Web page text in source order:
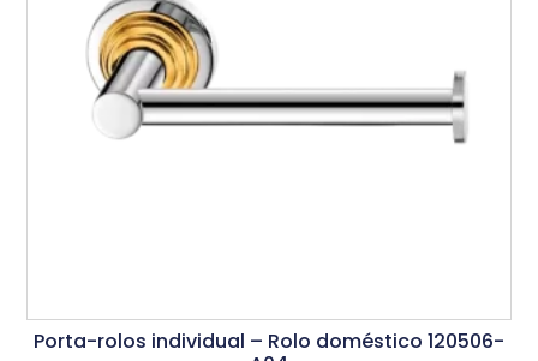
Porta-rolos individual – Rolo doméstico 120506-